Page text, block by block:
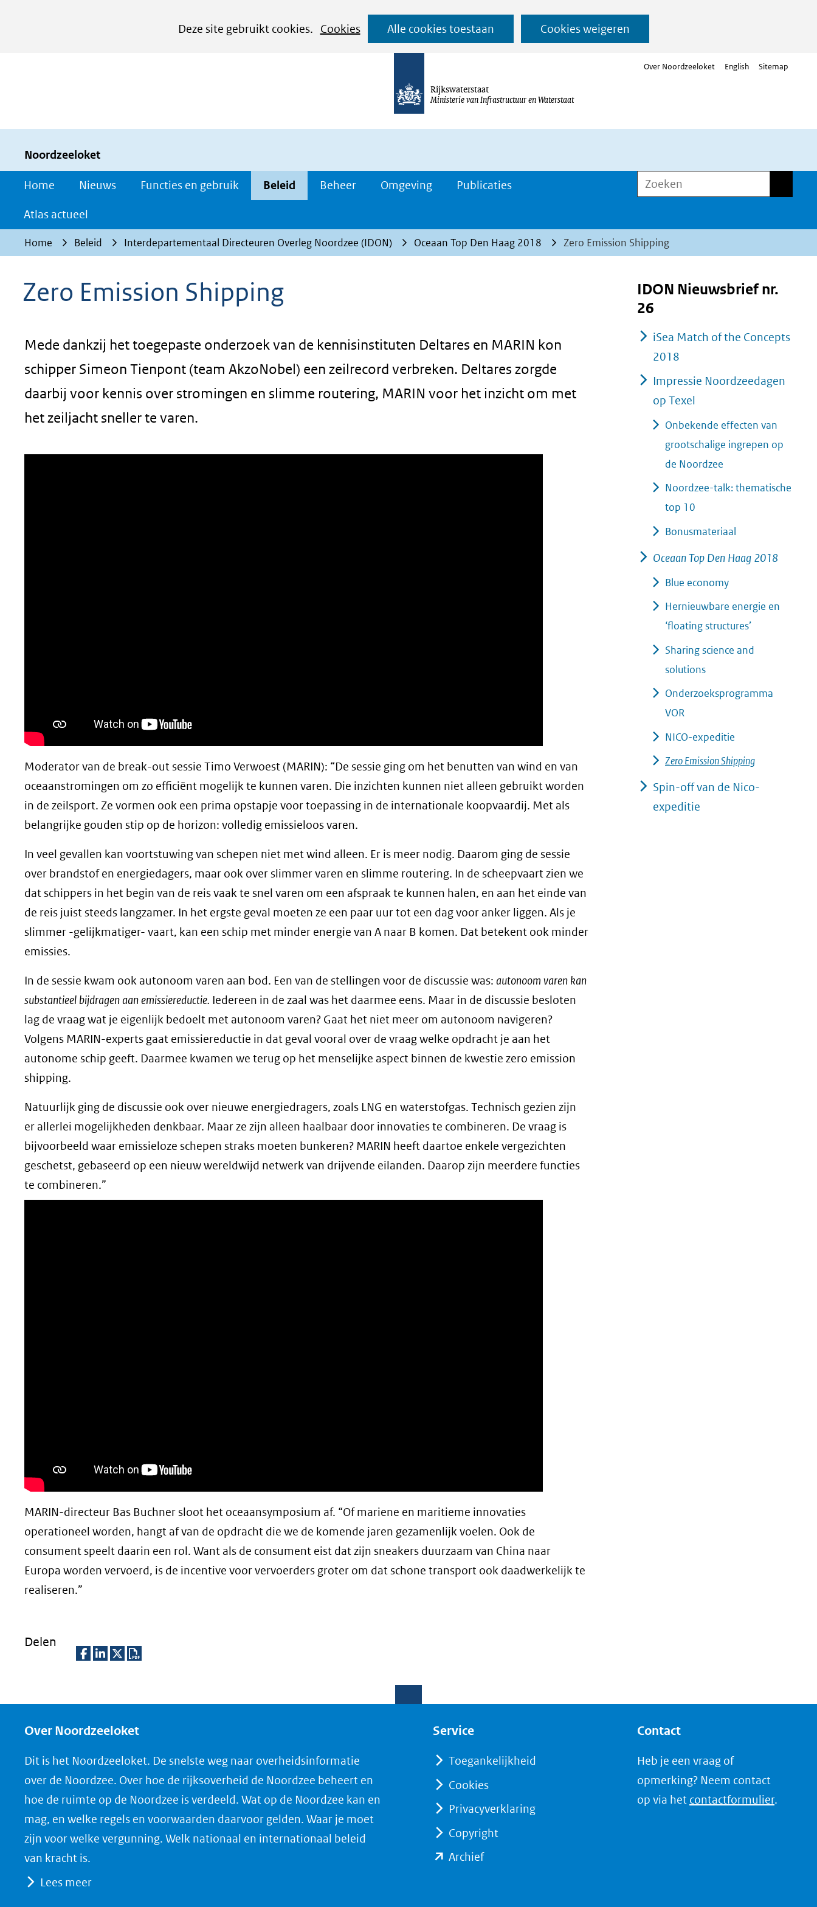
Deze site gebruikt cookies.
Cookies
van
cookies
op
deze
website
worden
toegestaan
geweigerd.
Alle cookies toestaan Cookies weigeren
Ga
naar
de
Rijkswaterstaat
Ministerie van Infrastructuur en Waterstaat
Over Noordzeeloket English Sitemap
Noordzeeloket
Home Nieuws Functies en gebruik Beleid Beheer Omgeving Publicaties
Atlas actueel
Zoeken
Home Beleid Interdepartementaal Directeuren Overleg Noordzee (IDON) Oceaan Top Den Haag 2018 Zero Emission Shipping
Zero Emission Shipping
Mede dankzij het toegepaste onderzoek van de kennisinstituten Deltares en MARIN kon
schipper Simeon Tienpont (team AkzoNobel) een zeilrecord verbreken. Deltares zorgde
daarbij voor kennis over stromingen en slimme routering, MARIN voor het inzicht om met
het zeiljacht sneller te varen.
Moderator van de break-out sessie Timo Verwoest (MARIN): “De sessie ging om het benutten van wind en van
oceaanstromingen om zo efficiënt mogelijk te kunnen varen. Die inzichten kunnen niet alleen gebruikt worden
in de zeilsport. Ze vormen ook een prima opstapje voor toepassing in de internationale koopvaardij. Met als
belangrijke gouden stip op de horizon: volledig emissieloos varen.
In veel gevallen kan voortstuwing van schepen niet met wind alleen. Er is meer nodig. Daarom ging de sessie
over brandstof en energiedagers, maar ook over slimmer varen en slimme routering. In de scheepvaart zien we
dat schippers in het begin van de reis vaak te snel varen om een afspraak te kunnen halen, en aan het einde van
de reis juist steeds langzamer. In het ergste geval moeten ze een paar uur tot een dag voor anker liggen. Als je
slimmer -gelijkmatiger- vaart, kan een schip met minder energie van A naar B komen. Dat betekent ook minder
emissies.
In de sessie kwam ook autonoom varen aan bod. Een van de stellingen voor de discussie was: autonoom varen kan
substantieel bijdragen aan emissiereductie. Iedereen in de zaal was het daarmee eens. Maar in de discussie besloten
lag de vraag wat je eigenlijk bedoelt met autonoom varen? Gaat het niet meer om autonoom navigeren?
Volgens MARIN-experts gaat emissiereductie in dat geval vooral over de vraag welke opdracht je aan het
autonome schip geeft. Daarmee kwamen we terug op het menselijke aspect binnen de kwestie zero emission
shipping.
Natuurlijk ging de discussie ook over nieuwe energiedragers, zoals LNG en waterstofgas. Technisch gezien zijn
er allerlei mogelijkheden denkbaar. Maar ze zijn alleen haalbaar door innovaties te combineren. De vraag is
bijvoorbeeld waar emissieloze schepen straks moeten bunkeren? MARIN heeft daartoe enkele vergezichten
geschetst, gebaseerd op een nieuw wereldwijd netwerk van drijvende eilanden. Daarop zijn meerdere functies
te combineren.”
MARIN-directeur Bas Buchner sloot het oceaansymposium af. “Of mariene en maritieme innovaties
operationeel worden, hangt af van de opdracht die we de komende jaren gezamenlijk voelen. Ook de
consument speelt daarin een rol. Want als de consument eist dat zijn sneakers duurzaam van China naar
Europa worden vervoerd, is de incentive voor vervoerders groter om dat schone transport ook daadwerkelijk te
realiseren.”
IDON Nieuwsbrief nr.
26
iSea Match of the Concepts
2018
Impressie Noordzeedagen
op Texel
Onbekende effecten van
grootschalige ingrepen op
de Noordzee
Noordzee-talk: thematische
top 10
Bonusmateriaal
Oceaan Top Den Haag 2018
Blue economy
Hernieuwbare energie en
‘floating structures’
Sharing science and
solutions
Onderzoeksprogramma
VOR
NICO-expeditie
Zero Emission Shipping
Spin-off van de Nico-
expeditie
Delen
e
o
p
F
a
c
e
e
o
p
L
i
n
e
o
p
X
(opent
in
n
o
a
d
P
D
Over Noordzeeloket
Dit is het Noordzeeloket. De snelste weg naar overheidsinformatie
over de Noordzee. Over hoe de rijksoverheid de Noordzee beheert en
hoe de ruimte op de Noordzee is verdeeld. Wat op de Noordzee kan en
mag, en welke regels en voorwaarden daarvoor gelden. Waar je moet
zijn voor welke vergunning. Welk nationaal en internationaal beleid
van kracht is.
Lees meer
Service
Toegankelijkheid
Cookies
Privacyverklaring
Copyright
Archief(opent
Contact
Heb je een vraag of
opmerking? Neem contact
op via het contactformulier.